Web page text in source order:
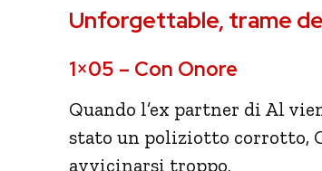
Unforgettable, trame
1×05 – Con Onore
Quando l’ex partner di Al
stato un poliziotto corrotto,
avvicinarsi troppo.